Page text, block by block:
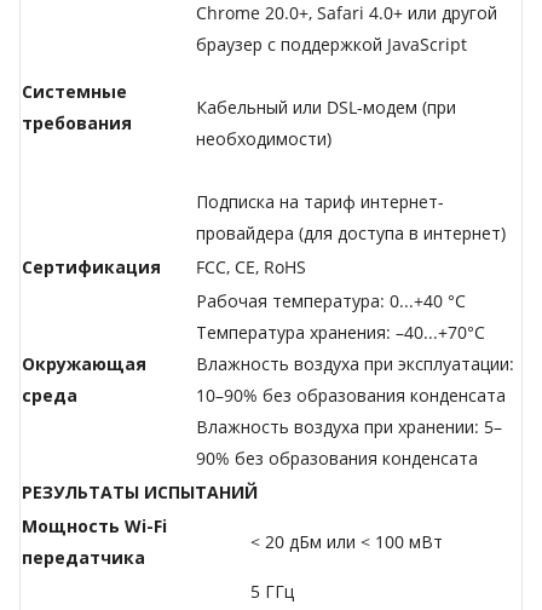
Системные
требования
Chrome 20.0+, Safari 4.0+ или другой
браузер с поддержкой JavaScript
Кабельный или DSL-модем (при
необходимости)
Подписка на тариф интернет-
провайдера (для доступа в интернет)
Сертификация
FCC, CE, RoHS
Окружающая
среда
Рабочая температура: 0...+40 °C
Температура хранения: –40...+70°C
Влажность воздуха при эксплуатации:
10–90% без образования конденсата
Влажность воздуха при хранении: 5–
90% без образования конденсата
РЕЗУЛЬТАТЫ ИСПЫТАНИЙ
Мощность Wi-Fi
передатчика
< 20 дБм или < 100 мВт
5 ГГц